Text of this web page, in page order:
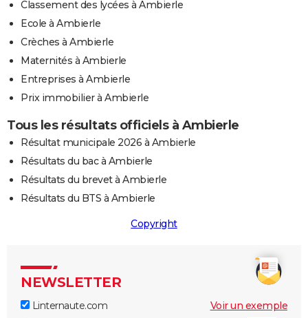
Classement des lycées à Ambierle
Ecole à Ambierle
Crèches à Ambierle
Maternités à Ambierle
Entreprises à Ambierle
Prix immobilier à Ambierle
Tous les résultats officiels à Ambierle
Résultat municipale 2026 à Ambierle
Résultats du bac à Ambierle
Résultats du brevet à Ambierle
Résultats du BTS à Ambierle
Copyright
NEWSLETTER
Linternaute.com Voir un exemple